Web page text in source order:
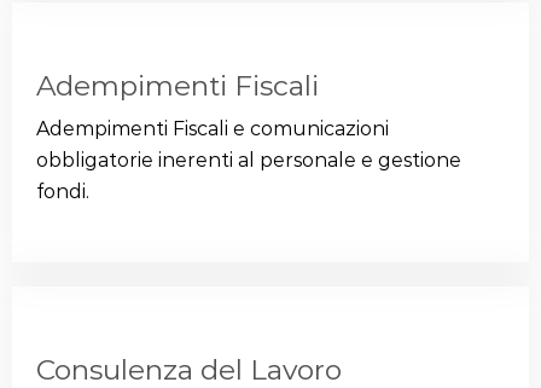
Adempimenti Fiscali
Adempimenti Fiscali e comunicazioni
obbligatorie inerenti al personale e gestione
fondi.
Consulenza del Lavoro